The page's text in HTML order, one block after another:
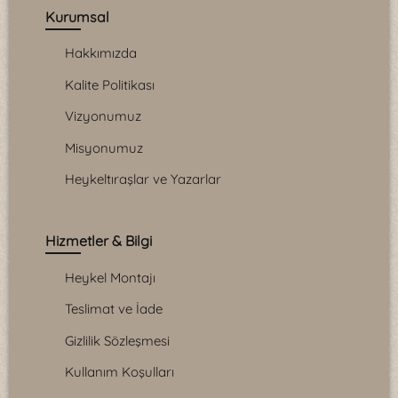
Kurumsal
Hakkımızda
Kalite Politikası
Vizyonumuz
Misyonumuz
Heykeltıraşlar ve Yazarlar
Hizmetler & Bilgi
Heykel Montajı
Teslimat ve İade
Gizlilik Sözleşmesi
Kullanım Koşulları